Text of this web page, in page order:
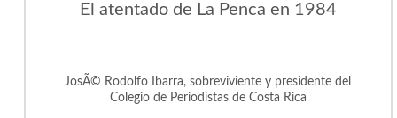
El atentado de La Penca en 1984
JosÃ© Rodolfo Ibarra, sobreviviente y presidente del
Colegio de Periodistas de Costa Rica